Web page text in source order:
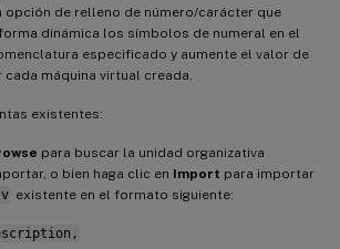
opción de relleno de número/carácter que
dinámica los símbolos de numeral en el
especificado y aumente el valor de
cada máquina virtual creada.
existentes:
para buscar la unidad organizativa
o bien haga clic en Import para importar
existente en el formato siguiente: